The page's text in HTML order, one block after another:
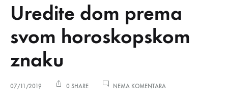
Uredite dom prema
svom horoskopskom
znaku
07/11/2019 0 SHARE NEMA KOMENTARANA